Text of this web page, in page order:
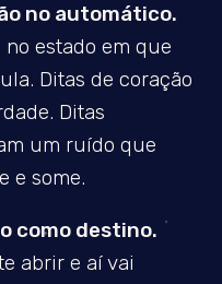
no automático.
estado em que
Ditas de coração
Ditas
um ruído que
e some.
como destino.
abrir e aí vai